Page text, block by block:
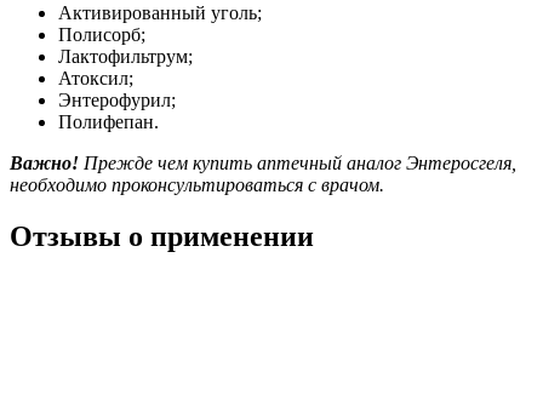
Активированный уголь;
Полисорб;
Лактофильтрум;
Атоксил;
Энтерофурил;
Полифепан.
Важно! Прежде чем купить аптечный аналог Энтеросгеля,
необходимо проконсультироваться с врачом.
Отзывы о применении